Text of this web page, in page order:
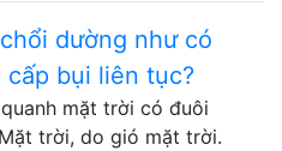
dường như có
bụi liên tục?
mặt trời có đuôi
trời, do gió mặt trời.